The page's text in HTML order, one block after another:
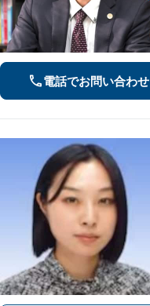
電話でお問い合わせ